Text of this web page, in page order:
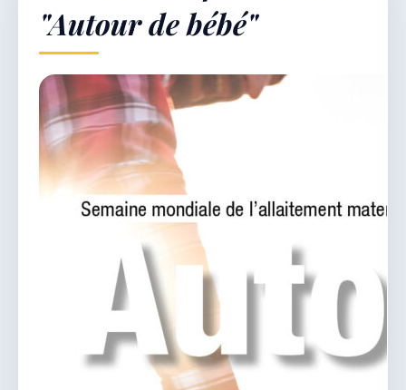
Démarches & Vie pratique
Vie locale & Associations
Découvrir la commune
LUNDI 10 AOÛT 2026
Secrétariat ouvert
Lundi, mardi, jeudi, vendredi de 8h30 à 12h et
"Autour de bébé"